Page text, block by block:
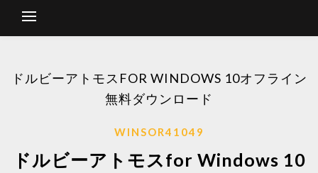
ドルビーアトモスFOR WINDOWS 10オフライン
無料ダウンロード
WINSOR41049
ドルビーアトモスfor Windows 10